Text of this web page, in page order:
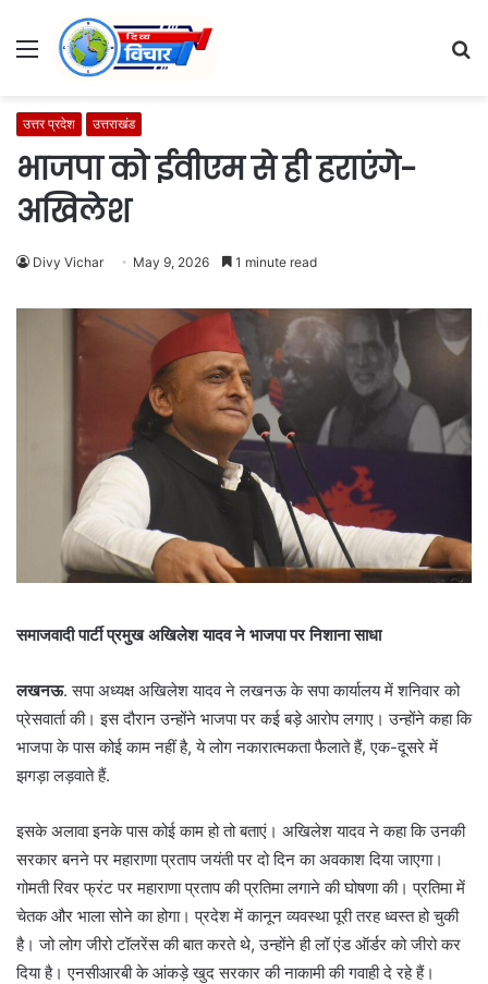
Menu
उत्तर प्रदेश उत्तराखंड
भाजपा को ईवीएम से ही हराएंगे-
अखिलेश
Divy Vichar May 9, 2026 1 minute read
समाजवादी पार्टी प्रमुख अखिलेश यादव ने भाजपा पर निशाना साधा
लखनऊ. सपा अध्यक्ष अखिलेश यादव ने लखनऊ के सपा कार्यालय में शनिवार को
प्रेसवार्ता की। इस दौरान उन्होंने भाजपा पर कई बड़े आरोप लगाए। उन्होंने कहा कि
भाजपा के पास कोई काम नहीं है, ये लोग नकारात्मकता फैलाते हैं, एक-दूसरे में
झगड़ा लड़वाते हैं.
इसके अलावा इनके पास कोई काम हो तो बताएं। अखिलेश यादव ने कहा कि उनकी
सरकार बनने पर महाराणा प्रताप जयंती पर दो दिन का अवकाश दिया जाएगा।
गोमती रिवर फ्रंट पर महाराणा प्रताप की प्रतिमा लगाने की घोषणा की। प्रतिमा में
चेतक और भाला सोने का होगा। प्रदेश में कानून व्यवस्था पूरी तरह ध्वस्त हो चुकी
है। जो लोग जीरो टॉलरेंस की बात करते थे, उन्होंने ही लॉ एंड ऑर्डर को जीरो कर
दिया है। एनसीआरबी के आंकड़े खुद सरकार की नाकामी की गवाही दे रहे हैं।